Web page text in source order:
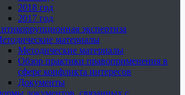
2018 год
2017 год
экспертиза
материалы
Методические материалы
Обзор практики правоприменения в
сфере конфликта интересов
Документы
документов, связанных с